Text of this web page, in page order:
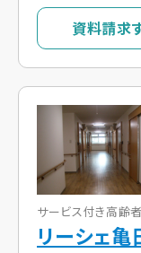
資料請求
サービス付き高齢
リーシェ